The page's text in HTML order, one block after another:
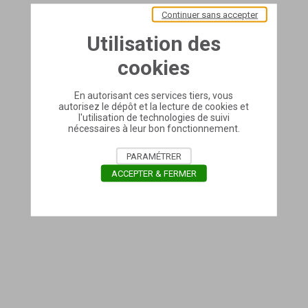
Utilisation des
cookies
En autorisant ces services tiers, vous
autorisez le dépôt et la lecture de cookies et
l'utilisation de technologies de suivi
nécessaires à leur bon fonctionnement.
Continuer sans accepter
PARAMÉTRER
ACCEPTER & FERMER